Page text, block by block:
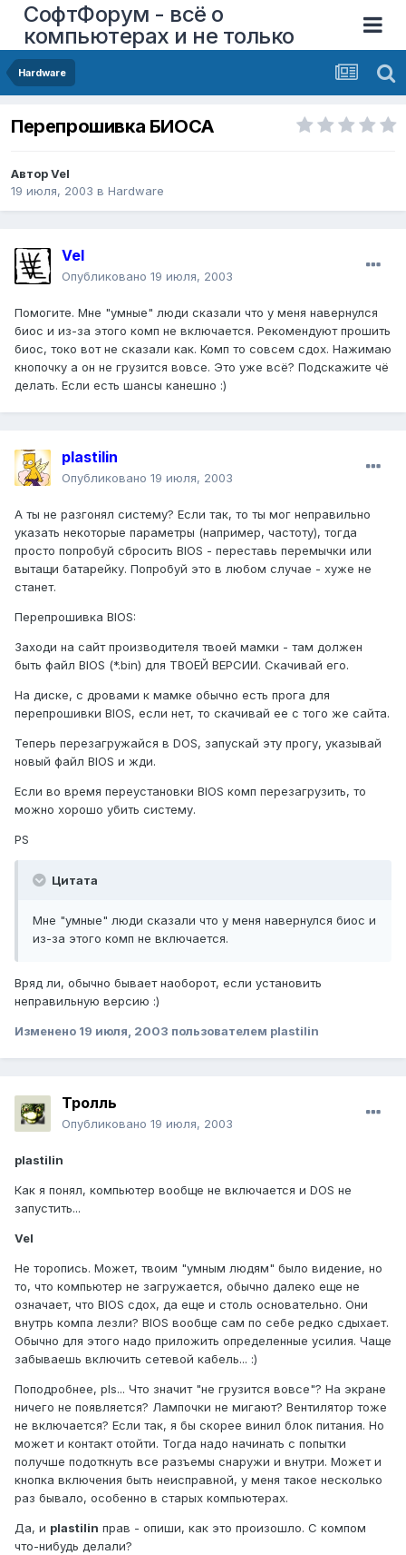
СофтФорум - всё о
компьютерах и не только
Hardware
Перепрошивка БИОСА
АвторVel
19 июля, 2003 в Hardware
Vel
Опубликовано 19 июля, 2003
Помогите. Мне "умные" люди сказали что у меня навернулся
биос и из-за этого комп не включается. Рекомендуют прошить
биос, токо вот не сказали как. Комп то совсем сдох. Нажимаю
кнопочку а он не грузится вовсе. Это уже всё? Подскажите чё
делать. Если есть шансы канешно :)
plastilin
Опубликовано 19 июля, 2003
А ты не разгонял систему? Если так, то ты мог неправильно
указать некоторые параметры (например, частоту), тогда
просто попробуй сбросить BIOS - переставь перемычки или
вытащи батарейку. Попробуй это в любом случае - хуже не
станет.
Перепрошивка BIOS:
Заходи на сайт производителя твоей мамки - там должен
быть файл BIOS (*.bin) для ТВОЕЙ ВЕРСИИ. Скачивай его.
На диске, с дровами к мамке обычно есть прога для
перепрошивки BIOS, если нет, то скачивай ее с того же сайта.
Теперь перезагружайся в DOS, запускай эту прогу, указывай
новый файл BIOS и жди.
Если во время переустановки BIOS комп перезагрузить, то
можно хорошо убить систему.
PS
Цитата
Мне "умные" люди сказали что у меня навернулся биос и
из-за этого комп не включается.
Вряд ли, обычно бывает наоборот, если установить
неправильную версию :)
Изменено 19 июля, 2003 пользователем plastilin
Тролль
Опубликовано 19 июля, 2003
plastilin
Как я понял, компьютер вообще не включается и DOS не
запустить...
Vel
Не торопись. Может, твоим "умным людям" было видение, но
то, что компьютер не загружается, обычно далеко еще не
означает, что BIOS сдох, да еще и столь основательно. Они
внутрь компа лезли? BIOS вообще сам по себе редко сдыхает.
Обычно для этого надо приложить определенные усилия. Чаще
забываешь включить сетевой кабель... :)
Поподробнее, pls... Что значит "не грузится вовсе"? На экране
ничего не появляется? Лампочки не мигают? Вентилятор тоже
не включается? Если так, я бы скорее винил блок питания. Но
может и контакт отойти. Тогда надо начинать с попытки
получше подоткнуть все разъемы снаружи и внутри. Может и
кнопка включения быть неисправной, у меня такое несколько
раз бывало, особенно в старых компьютерах.
Да, и plastilin прав - опиши, как это произошло. С компом
что-нибудь делали?